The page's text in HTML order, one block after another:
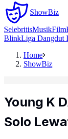
ShowBiz
SelebritisMusikFilm
BlinkLiga Dangdut
Home
ShowBiz
Young K
Solo